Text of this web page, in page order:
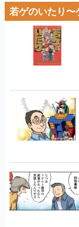
若ゲのいたり